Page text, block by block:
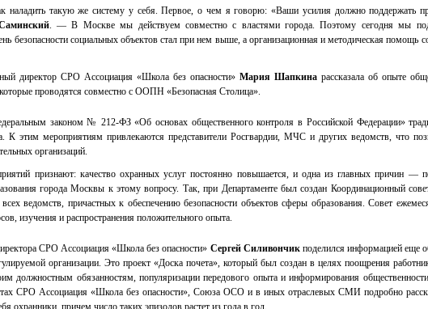
такую же систему у себя. Первое, о чем я говорю: «Ваши усилия должно поддержать
. — В Москве мы действуем совместно с властями города. Поэтому сегодня мы
безопасности социальных объектов стал при нем выше, а организационная и методическая помощь
директор СРО Ассоциация «Школа без опасности» Мария Шапкина рассказала об опыте
проводятся совместно с ООПН «Безопасная Столица».
законом № 212-ФЗ «Об основах общественного контроля в Российской Федерации»
К этим мероприятиям привлекаются представители Росгвардии, МЧС и других ведомств, что
организаций.
признают: качество охранных услуг постоянно повышается, и одна из главных причин —
города Москвы к этому вопросу. Так, при Департаменте был создан Координационный
ведомств, причастных к обеспечению безопасности объектов сферы образования. Совет
изучения и распространения положительного опыта.
СРО Ассоциация «Школа без опасности» Сергей Силивончикподелился информацией еще
организации. Это проект «Доска почета», который был создан в целях поощрения
должностным обязанностям, популяризации передового опыта и информирования
СРО Ассоциация «Школа без опасности», Союза ОСО и в иных отраслевых СМИ подробно
охранники, причем число таких эпизодов растет из года в год.